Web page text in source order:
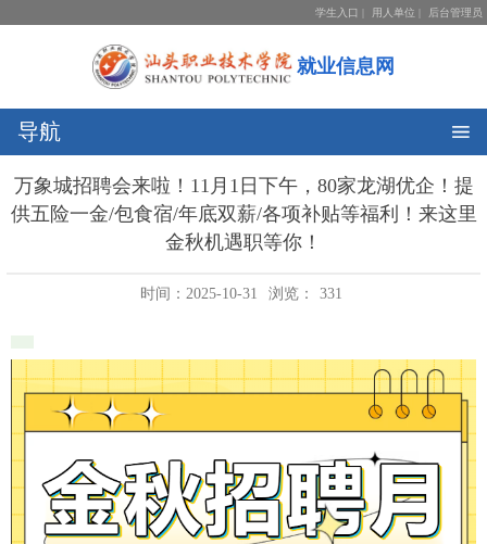
学生入口 用人单位 后台管理员
就业信息网
导航
万象城招聘会来啦！11月1日下午，80家龙湖优企！提
供五险一金/包食宿/年底双薪/各项补贴等福利！来这里
金秋机遇职等你！
时间：2025-10-31 浏览： 331